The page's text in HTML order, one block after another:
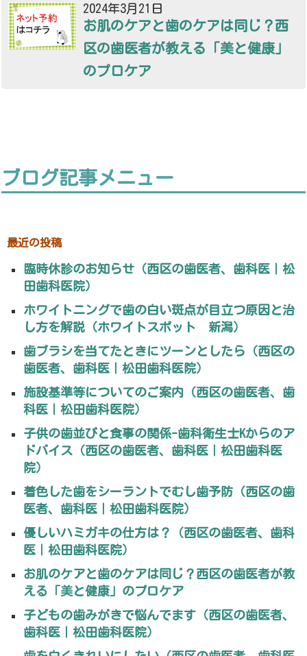
2024年3月21日
お肌のケアと歯のケアは同じ？西
区の歯医者が教える「美と健康」
のプロケア
ブログ記事メニュー
最近の投稿
臨時休診のお知らせ（西区の歯医者、歯科医｜松
田歯科医院）
ホワイトニングで歯の白い斑点が目立つ原因と治
し方を解説（ホワイトスポット 新潟）
歯ブラシを当てたときにツーンとしたら（西区の
歯医者、歯科医｜松田歯科医院）
施設基準等についてのご案内（西区の歯医者、歯
科医｜松田歯科医院）
子供の歯並びと食事の関係-歯科衛生士Kからのア
ドバイス（西区の歯医者、歯科医｜松田歯科医
院）
着色した歯をシーラントでむし歯予防（西区の歯
医者、歯科医｜松田歯科医院）
優しいハミガキの仕方は？（西区の歯医者、歯科
医｜松田歯科医院）
お肌のケアと歯のケアは同じ？西区の歯医者が教
える「美と健康」のプロケア
子どもの歯みがきで悩んでます（西区の歯医者、
歯科医｜松田歯科医院）